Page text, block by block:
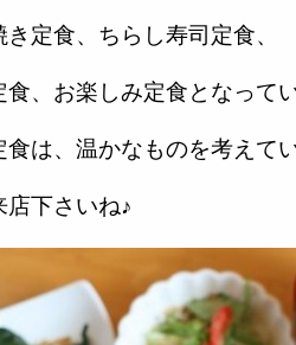
き定食、ちらし寿司定食、
食、お楽しみ定食となって
食は、温かなものを考えて
店下さいね♪